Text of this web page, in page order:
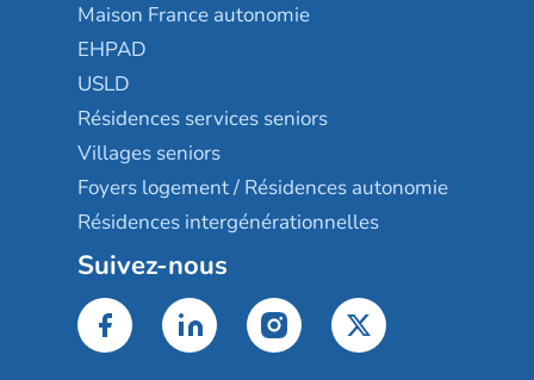
Maison France autonomie
EHPAD
USLD
Résidences services seniors
Villages seniors
Foyers logement / Résidences autonomie
Résidences intergénérationnelles
Suivez-nous